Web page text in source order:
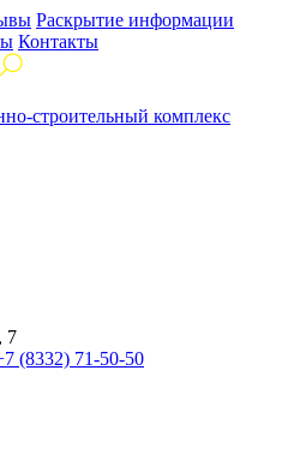
Раскрытие информации
Контакты
строительный комплекс
7
(8332) 71-50-50